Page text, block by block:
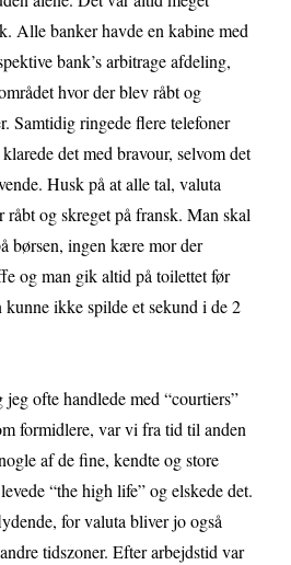
Alle banker havde en kabine med
bank’s arbitrage afdeling,
hvor der blev råbt og
Samtidig ringede flere telefoner
det med bravour, selvom det
Husk på at alle tal, valuta
råbt og skreget på fransk. Man skal
børsen, ingen kære mor der
og man gik altid på toilettet før
kunne ikke spilde et sekund i de 2
ofte handlede med “courtiers”
formidlere, var vi fra tid til anden
af de fine, kendte og store
“the high life” og elskede det.
for valuta bliver jo også
tidszoner. Efter arbejdstid var